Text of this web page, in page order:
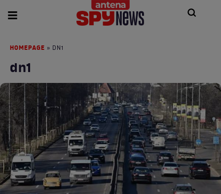
HOMEPAGE » DN1
dn1